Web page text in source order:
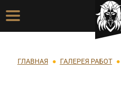
Перейти к основному
Основная
Строка
ГЛАВНАЯ ГАЛЕРЕЯ РАБОТ